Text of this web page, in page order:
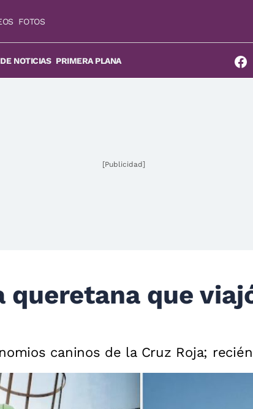
FOTOS
NOTICIAS PRIMERA PLANA
[Publicidad]
queretana que
caninos de la Cruz Roja;